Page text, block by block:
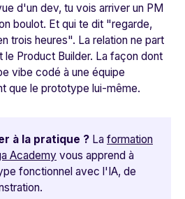
d'un dev, tu vois arriver un PM
boulot. Et qui te dit "regarde,
trois heures". La relation ne part
le Product Builder. La façon dont
vibe codé à une équipe
que le prototype lui-même.
à la pratique ? La formation
Academy vous apprend à
fonctionnel avec l'IA, de